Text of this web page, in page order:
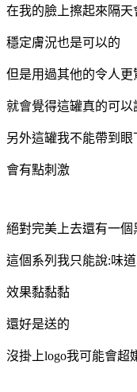
在我的臉上擦起來隔天
穩定膚況也是可以的
但是用過其他的令人更
就會覺得這罐真的可以
另外這罐我不能帶到眼
會有點刺激
絕對完美上去還有一個
這個系列我只能說:味
效果黏黏黏
還好是送的
沒掛上logo我可能會超